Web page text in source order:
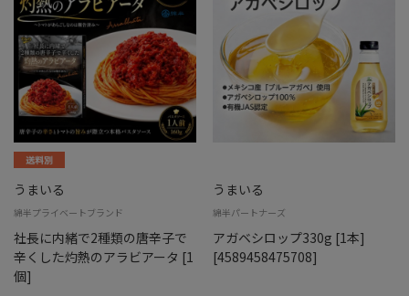
うまいる
綿半プライベートブランド
社長に内緒で2種類の唐辛子で
辛くした灼熱のアラビアータ [1
個]
うまいる
綿半パートナーズ
アガベシロップ330g [1本]
[4589458475708]